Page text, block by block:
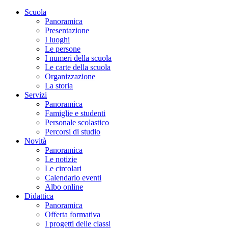
Scuola
Panoramica
Presentazione
I luoghi
Le persone
I numeri della scuola
Le carte della scuola
Organizzazione
La storia
Servizi
Panoramica
Famiglie e studenti
Personale scolastico
Percorsi di studio
Novità
Panoramica
Le notizie
Le circolari
Calendario eventi
Albo online
Didattica
Panoramica
Offerta formativa
I progetti delle classi